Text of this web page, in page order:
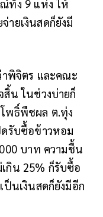
ทั้ง 9 แห่ง ให้
ายเงินสดก็ยังมี
าพิจิตร และคณะ
สิ้น ในช่วงบ่ายก็
พธิ์พืชผล ต.ทุ่ง
รับซื้อข้าวหอม
บาท ความชื้น
กิน 25% ก็รับซื้อ
นเงินสดก็ยังมีอีก